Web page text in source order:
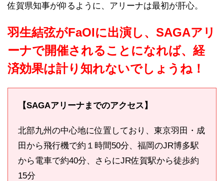
佐賀県知事が仰るように、アリーナは最初が肝心。
羽生結弦がFaOIに出演し、SAGAアリ
ーナで開催されることになれば、経
済効果は計り知れないでしょうね！
【SAGAアリーナまでのアクセス】
北部九州の中心地に位置しており、東京羽田・成
田から飛行機で約１時間50分、福岡のJR博多駅
から電車で約40分、さらにJR佐賀駅から徒歩約
15分